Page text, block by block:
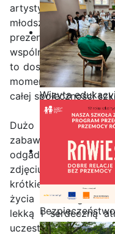
Wizyta
Śledczym w
uczniów - nasz
artystyczna
młodszych.
prezentację
wspólne chwile z
to doskonała okazja
momentów, które
całej społeczności
Dużo radości i
zabawa dla
odgadywaniu, który
zdjęciu z
krótkiej, często
życia szkolnego. Ta
lekką i serdeczną
uczestników